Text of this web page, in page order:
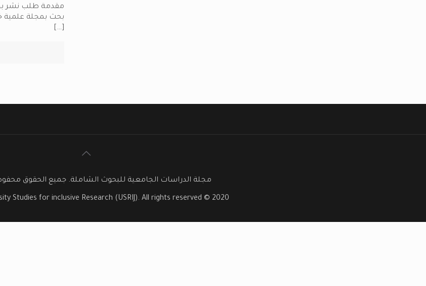
مقدمة طلب نشر
بحث بمجلة علمية
[…]
مجلة الدراسات الجامعية للبحوث الشاملة. جميع الحقوق محفوظة
Studies for inclusive Research (USRIJ). All rights reserved © 2020